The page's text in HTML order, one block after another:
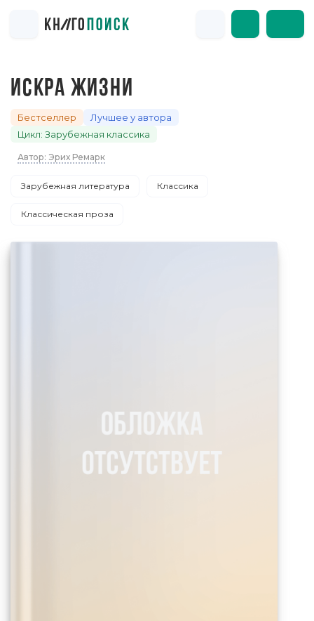
ИСКРА ЖИЗНИ
Бестселлер
Лучшее у автора
Цикл: Зарубежная классика
Автор: Эрих Ремарк
Зарубежная литература Классика
Классическая проза